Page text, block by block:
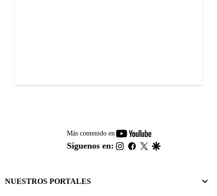
Más contenido en
youtube-
footer
Síguenos en: instagram
facebook
twitter
NUESTROS PORTALES